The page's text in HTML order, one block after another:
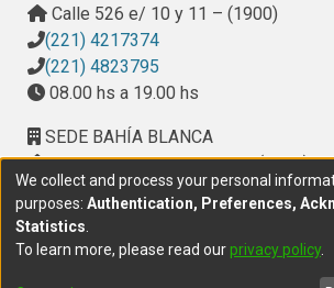
Calle 526 e/ 10 y 11 – (1900)
(221) 4217374
(221) 4823795
08.00 hs a 19.00 hs
SEDE BAHÍA BLANCA
Calle Ciudad de Cali 320 – (8000).
Provincial del Sudoeste (UPSO)
(291) 459 2550
, interno 147
10.00 h a 14.00 h
We collect and process your personal
purposes: Authentication, Preferences,
Statistics
To learn more, please read ourprivacy policy.